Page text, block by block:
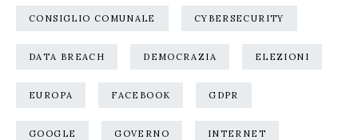
CONSIGLIO COMUNALE CYBERSECURITY
DATA BREACH DEMOCRAZIA ELEZIONI
EUROPA FACEBOOK GDPR
GOOGLE GOVERNO INTERNET